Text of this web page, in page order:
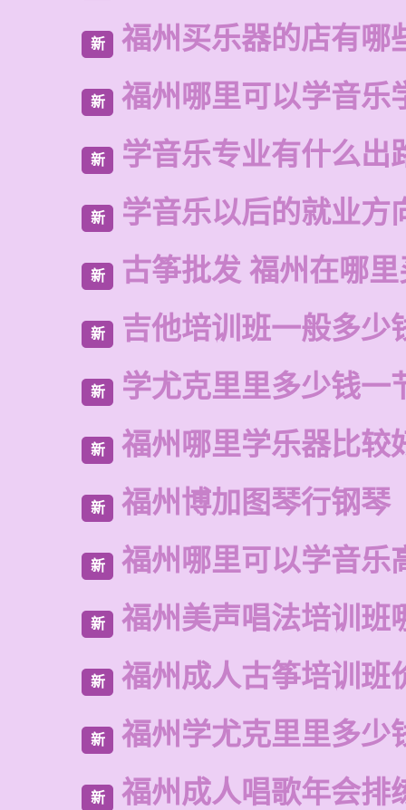
新 福州买乐器的店有哪
新 福州哪里可以学音乐
新 学音乐专业有什么出
新 学音乐以后的就业方
新 古筝批发 福州在哪
新 吉他培训班一般多少
新 学尤克里里多少钱一
新 福州哪里学乐器比较
新 福州博加图琴行钢琴
新 福州哪里可以学音乐
新 福州美声唱法培训班
新 福州成人古筝培训班
新 福州学尤克里里多少
新 福州成人唱歌年会排